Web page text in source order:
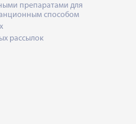
препаратами для
способом
рассылок